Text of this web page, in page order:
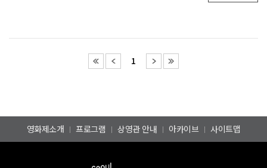
1
영화제소개 프로그램 상영관 안내 아카이브 사이트맵